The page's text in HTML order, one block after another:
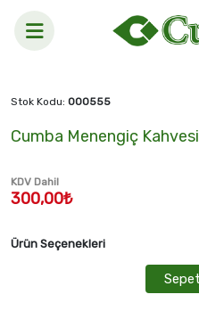
Cumba
Stok Kodu: 000555
Cumba Menengiç
KDV Dahil
300,00₺
Ürün Seçenekleri